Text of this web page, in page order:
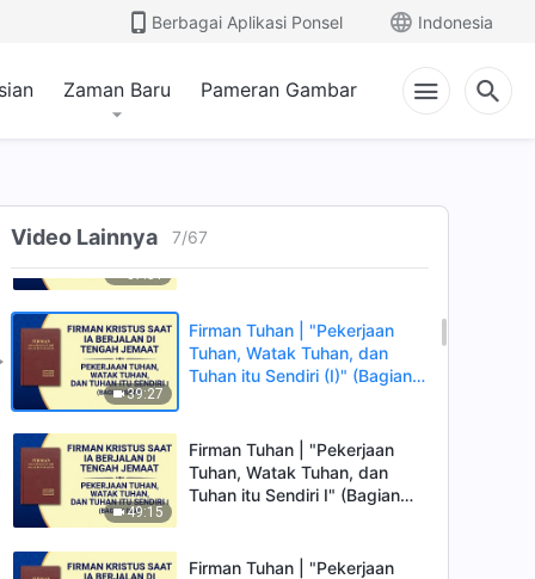
Berbagai Aplikasi Ponsel Indonesia
Zaman Baru Pameran Gambar
Video Lainnya 7/67
49:06
Hasil yang Akan Dicapai
Firman Tuhan | "Bagaimana
Mengetahui Watak Tuhan dan
37:51
Firman Tuhan | "Bagaimana
Mengetahui Watak Tuhan dan
39:27
Firman Tuhan | "Pekerjaan
Tuhan, Watak Tuhan, dan
Tuhan itu Sendiri (I)" (Bagian
49:15
Firman Tuhan | "Pekerjaan
Tuhan, Watak Tuhan, dan
Tuhan itu Sendiri I" (Bagian
Firman Tuhan | "Pekerjaan